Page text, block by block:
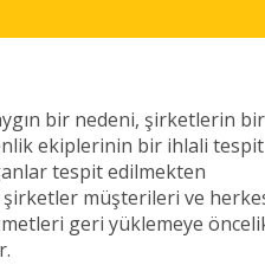
bir nedeni, şirketlerin bir
ekiplerinin bir ihlali tespit
tespit edilmekten
şirketler müşterileri ve
geri yüklemeye